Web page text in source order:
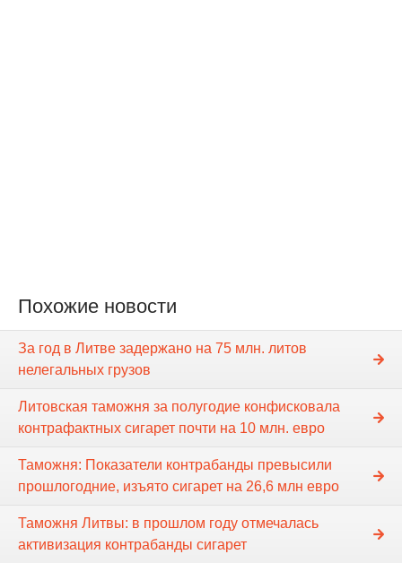
Похожие новости
За год в Литве задержано на 75 млн. литов
нелегальных грузов
Литовская таможня за полугодие конфисковала
контрафактных сигарет почти на 10 млн. евро
Таможня: Показатели контрабанды превысили
прошлогодние, изъято сигарет на 26,6 млн евро
Таможня Литвы: в прошлом году отмечалась
активизация контрабанды сигарет